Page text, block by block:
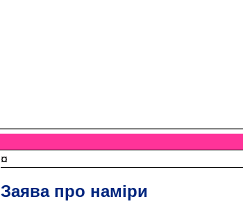
¤
Заява про наміри